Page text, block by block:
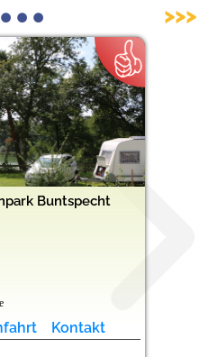
Buntspecht
Kontakt
>>>